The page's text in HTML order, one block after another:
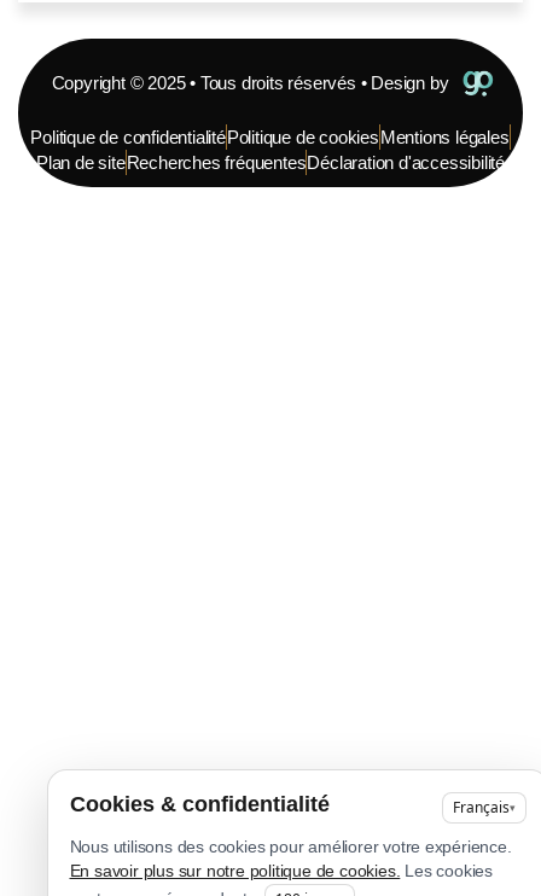
Copyright © 2025 • Tous droits réservés • Design by
Politique de confidentialitéPolitique de cookiesMentions légales
Plan de siteRecherches fréquentesDéclaration d'accessibilité
Cookies & confidentialité Français▾
Nous utilisons des cookies pour améliorer votre expérience.
En savoir plus sur notre politique de cookies. Les cookies